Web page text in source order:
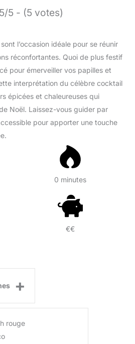
5/5 - (5 votes)
l’occasion idéale pour se réunir
réconfortantes. Quoi de plus festif
pour émerveiller vos papilles et
interprétation du célèbre cocktail
épicées et chaleureuses qui
Noël. Laissez-vous guider par
pour apporter une touche
0 minutes
€€
+
rouge